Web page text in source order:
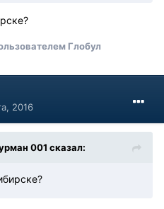
Глобул
2016
001 сказал: